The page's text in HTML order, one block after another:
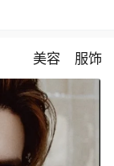
美容 服饰